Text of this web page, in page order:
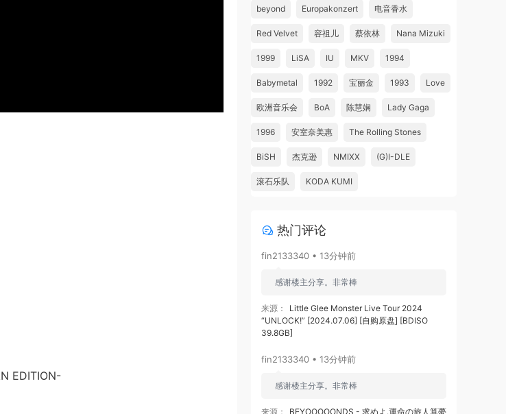
EDITION-
beyond Europakonzert 电音香水
Red Velvet 容祖儿 蔡依林 Nana Mizuki
1999 LiSA IU MKV 1994
Babymetal 1992 宝丽金 1993 Love
欧洲音乐会 BoA 陈慧娴 Lady Gaga
1996 安室奈美惠 The Rolling Stones
BiSH 杰克逊 NMIXX (G)I-DLE
滚石乐队 KODA KUMI
热门评论
fin2133340 • 13分钟前
感谢楼主分享。非常棒
来源：
Little Glee Monster Live Tour 2024
“UNLOCK!” [2024.07.06] [自购原盘] [BDISO
39.8GB]
fin2133340 • 13分钟前
感谢楼主分享。非常棒
来源：
BEYOOOOONDS - 求めよ.運命の旅人算夢